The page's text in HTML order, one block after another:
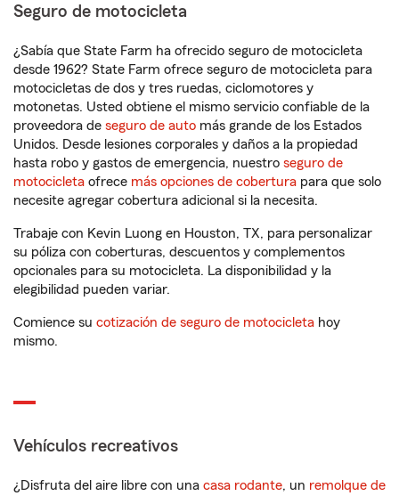
Seguro de motocicleta
¿Sabía que State Farm ha ofrecido seguro de motocicleta
desde 1962? State Farm ofrece seguro de motocicleta para
motocicletas de dos y tres ruedas, ciclomotores y
motonetas. Usted obtiene el mismo servicio confiable de la
proveedora de seguro de auto más grande de los Estados
Unidos. Desde lesiones corporales y daños a la propiedad
hasta robo y gastos de emergencia, nuestro seguro de
motocicleta ofrece más opciones de cobertura para que solo
necesite agregar cobertura adicional si la necesita.
Trabaje con Kevin Luong en Houston, TX, para personalizar
su póliza con coberturas, descuentos y complementos
opcionales para su motocicleta. La disponibilidad y la
elegibilidad pueden variar.
Comience su cotización de seguro de motocicleta hoy
mismo.
Vehículos recreativos
¿Disfruta del aire libre con una casa rodante, un remolque de